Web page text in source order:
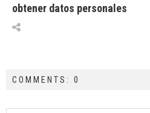
obtener datos personales
COMMENTS: 0